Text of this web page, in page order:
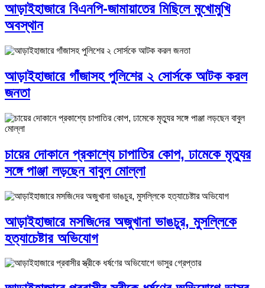
আড়াইহাজারে বিএনপি-জামায়াতের মিছিলে মুখোমুখি
অবস্থান
আড়াইহাজারে গাঁজাসহ পুলিশের ২ সোর্সকে আটক করল
জনতা
চায়ের দোকানে প্রকাশ্যে চাপাতির কোপ, ঢামেকে মৃত্যুর
সঙ্গে পাঞ্জা লড়ছেন বাবুল মোল্লা
আড়াইহাজারে মস‌জি‌দের অজুখানা ভাঙচুর, মুসল্লিকে
হত্যাচেষ্টার অভিযোগ